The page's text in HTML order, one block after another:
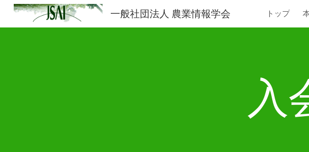
Skip to main content
一般社団法人 農業情報学会 トップ
入